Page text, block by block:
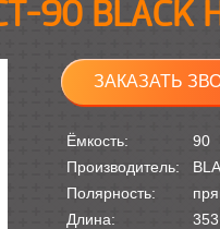
90 BLACK
ЗАКАЗАТЬ
Ёмкость:
90
Производитель:
Полярность:
Длина:
353